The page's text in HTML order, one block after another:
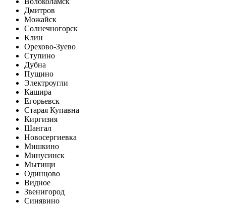
Дмитров
Можайск
Солнечногорск
Клин
Орехово-Зуево
Ступино
Дубна
Пущино
Электроугли
Кашира
Егорьевск
Старая Купавна
Киргизия
Шангал
Новосергиевка
Мишкино
Минусинск
Мытищи
Одинцово
Видное
Звенигород
Синявино